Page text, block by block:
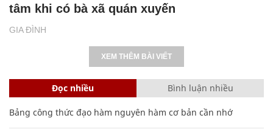
GIA ĐÌNH
tâm khi có bà xã quán xuyến
XEM THÊM BÀI VIẾT
Đọc nhiều Bình luận nhiều
Bảng công thức đạo hàm nguyên hàm cơ bản cần nhớ